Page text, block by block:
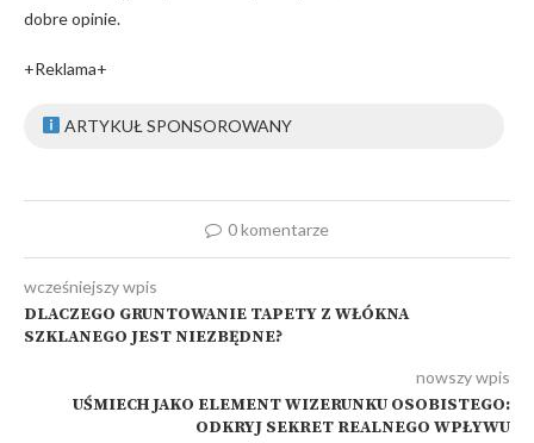
dobre opinie.
+Reklama+
ARTYKUŁ SPONSOROWANY
0 komentarze
wcześniejszy wpis
DLACZEGO GRUNTOWANIE TAPETY Z WŁÓKNA
SZKLANEGO JEST NIEZBĘDNE?
nowszy wpis
UŚMIECH JAKO ELEMENT WIZERUNKU OSOBISTEGO:
ODKRYJ SEKRET REALNEGO WPŁYWU